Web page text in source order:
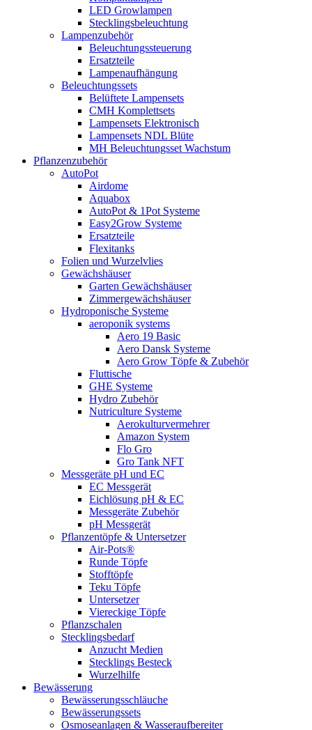
LED Growlampen
Stecklingsbeleuchtung
Lampenzubehör
Beleuchtungssteuerung
Ersatzteile
Lampenaufhängung
Beleuchtungssets
Belüftete Lampensets
CMH Komplettsets
Lampensets Elektronisch
Lampensets NDL Blüte
MH Beleuchtungsset Wachstum
Pflanzenzubehör
AutoPot
Airdome
Aquabox
AutoPot & 1Pot Systeme
Easy2Grow Systeme
Ersatzteile
Flexitanks
Folien und Wurzelvlies
Gewächshäuser
Garten Gewächshäuser
Zimmergewächshäuser
Hydroponische Systeme
aeroponik systems
Aero 19 Basic
Aero Dansk Systeme
Aero Grow Töpfe & Zubehör
Fluttische
GHE Systeme
Hydro Zubehör
Nutriculture Systeme
Aerokulturvermehrer
Amazon System
Flo Gro
Gro Tank NFT
Messgeräte pH und EC
EC Messgerät
Eichlösung pH & EC
Messgeräte Zubehör
pH Messgerät
Pflanzentöpfe & Untersetzer
Air-Pots®
Runde Töpfe
Stofftöpfe
Teku Töpfe
Untersetzer
Viereckige Töpfe
Pflanzschalen
Stecklingsbedarf
Anzucht Medien
Stecklings Besteck
Wurzelhilfe
Bewässerung
Bewässerungsschläuche
Bewässerungssets
Osmoseanlagen & Wasseraufbereiter